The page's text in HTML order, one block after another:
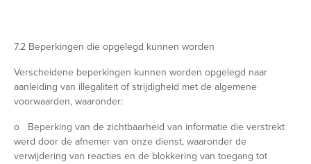
7.2 Beperkingen die opgelegd kunnen worden
Verscheidene beperkingen kunnen worden opgelegd naar
aanleiding van illegaliteit of strijdigheid met de algemene
voorwaarden, waaronder:
o Beperking van de zichtbaarheid van informatie die verstrekt
werd door de afnemer van onze dienst, waaronder de
verwijdering van reacties en de blokkering van toegang tot